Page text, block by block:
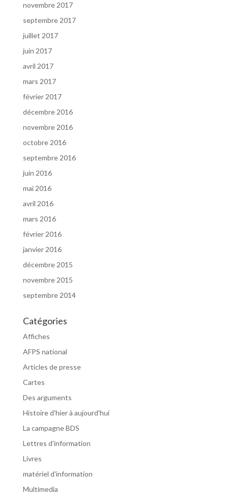
novembre 2017
septembre 2017
juillet 2017
juin 2017
avril 2017
mars 2017
février 2017
décembre 2016
novembre 2016
octobre 2016
septembre 2016
juin 2016
mai 2016
avril 2016
mars 2016
février 2016
janvier 2016
décembre 2015
novembre 2015
septembre 2014
Catégories
Affiches
AFPS national
Articles de presse
Cartes
Des arguments
Histoire d'hier à aujourd'hui
La campagne BDS
Lettres d'information
Livres
matériel d'information
Multimedia